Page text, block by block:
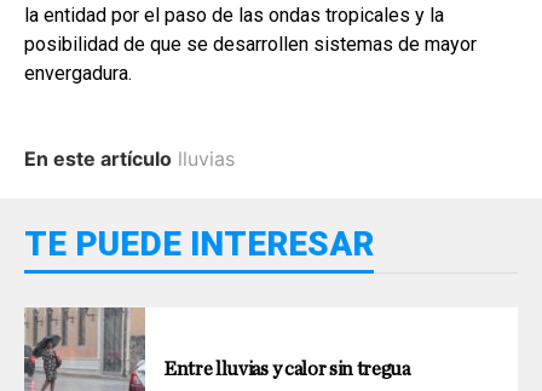
la entidad por el paso de las ondas tropicales y la
posibilidad de que se desarrollen sistemas de mayor
envergadura.
En este artículo lluvias
TE PUEDE INTERESAR
Entre lluvias y calor sin tregua